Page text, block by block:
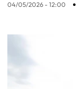
04/05/2026 - 12:00